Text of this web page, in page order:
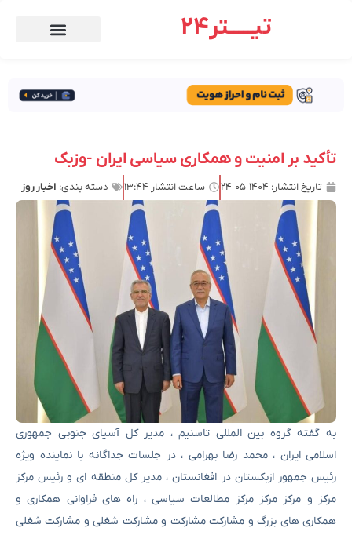
تیـــــتر24
تأکید بر امنیت و همکاری سیاسی ایران -وزبک
تاریخ انتشار: ۱۴۰۴-۰۵-۲۴ ساعت انتشار ۱۳:۴۴ دسته بندی: اخبار روز
به گفته گروه بین المللی تاسنیم ، مدیر کل آسیای جنوبی جمهوری
اسلامی ایران ، محمد رضا بهرامی ، در جلسات جداگانه با نماینده ویژه
رئیس جمهور ازبکستان در افغانستان ، مدیر کل منطقه ای و رئیس مرکز
مرکز و مرکز مرکز مرکز مطالعات سیاسی ، راه های فراوانی همکاری و
همکاری های بزرگ و مشارکت مشارکت و مشارکت شغلی و مشارکت شغلی